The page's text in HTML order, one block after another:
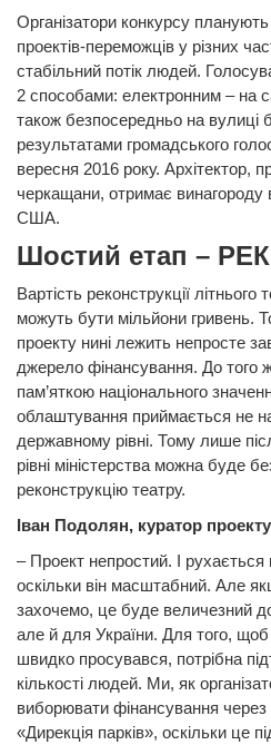
Організатори конкурсу
проектів-переможців у різних
стабільний потік людей.
2 способами: електронним – на
також безпосередньо на вулиці
результатами громадського
вересня 2016 року. Архітектор,
черкащани, отримає винагороду
США.
Шостий етап –
Вартість реконструкції
можуть бути мільйони гривень.
проекту нині лежить непросте
джерело фінансування. До того
пам’яткою національного
облаштування приймається не
державному рівні. Тому лише
рівні міністерства можна буде
реконструкцію театру.
Іван Подолян, куратор
– Проект непростий. І
оскільки він масштабний. Але
захочемо, це буде величезний
але й для України. Для того,
швидко просувався, потрібна
кількості людей. Ми, як
виборювати фінансування
«Дирекція парків», оскільки це